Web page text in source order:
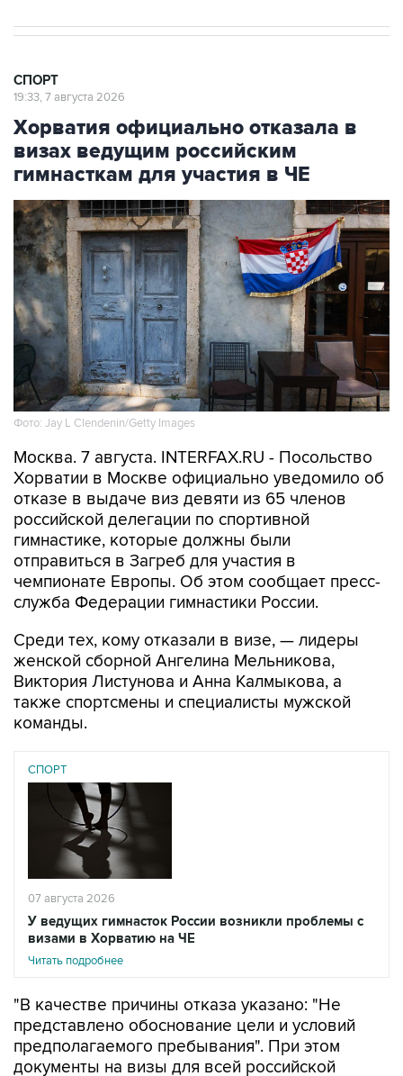
СПОРТ
19:33, 7 августа 2026
Хорватия официально отказала в
визах ведущим российским
гимнасткам для участия в ЧЕ
Фото: Jay L Clendenin/Getty Images
Москва. 7 августа. INTERFAX.RU - Посольство
Хорватии в Москве официально уведомило об
отказе в выдаче виз девяти из 65 членов
российской делегации по спортивной
гимнастике, которые должны были
отправиться в Загреб для участия в
чемпионате Европы. Об этом сообщает пресс-
служба Федерации гимнастики России.
Среди тех, кому отказали в визе, — лидеры
женской сборной Ангелина Мельникова,
Виктория Листунова и Анна Калмыкова, а
также спортсмены и специалисты мужской
команды.
СПОРТ
07 августа 2026
У ведущих гимнасток России возникли проблемы с
визами в Хорватию на ЧЕ
Читать подробнее
"В качестве причины отказа указано: "Не
представлено обоснование цели и условий
предполагаемого пребывания". При этом
документы на визы для всей российской